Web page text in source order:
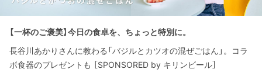
【一杯のご褒美】今日の食卓を、ちょっと特別に。
長谷川あかりさんに教わる「バジルとカツオの混ぜごはん」。コラ
ボ食器のプレゼントも ［SPONSORED by キリンビール］